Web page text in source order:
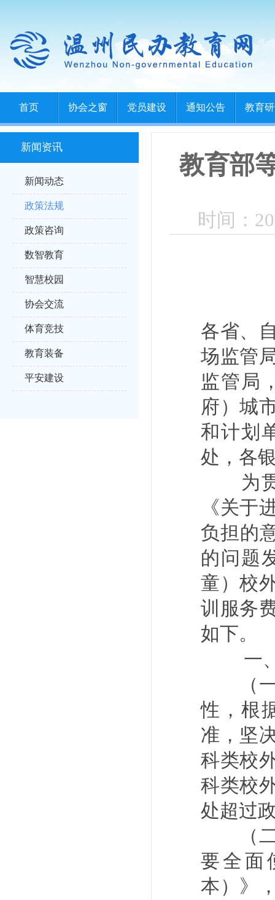
首页 协会之窗 党员建设 通知公告 教育
新闻资讯
新闻动态
政策法规
政策咨询
数智教育
智慧校园
协会交流
体育竞技
教育装备
平安建设
教育部
时间：
各省、
场监管
监管局
府）城
和计划
处，各
为贯
《关于
负担的
的问题
童）校
训服务
如下。
一
（一
性，根
准，坚
科类校
科类校
处超过
（二
要全面
本）》